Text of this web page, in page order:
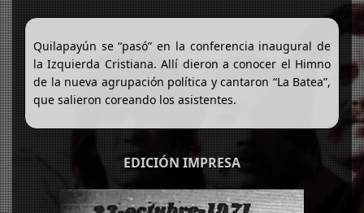
Quilapayún se “pasó” en la conferencia inaugural de
la Izquierda Cristiana. Allí dieron a conocer el Himno
de la nueva agrupación política y cantaron “La Batea”,
que salieron coreando los asistentes.
EDICIÓN IMPRESA